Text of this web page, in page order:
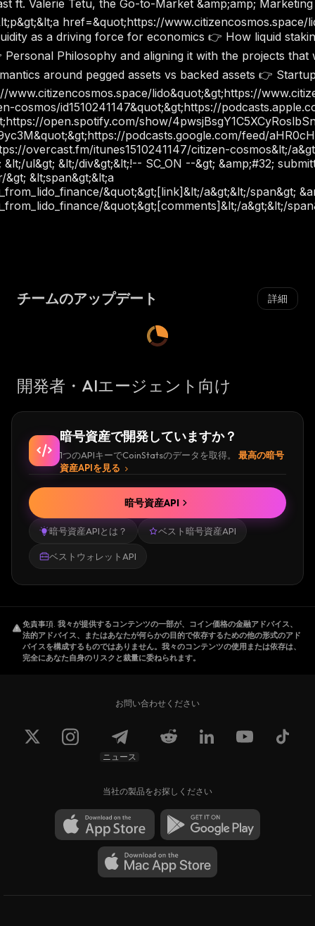
ft. Valerie Tetu, the Go-to-Market &amp;amp;
href=&quot;https://
as a driving force for economics 👉 How liquid
Philosophy and aligning it with the projects
around pegged assets vs backed assets 👉
lido&quot;&gt;https://
id1510241147&quot;&gt;https://
open.spotify.com/show/
podcasts.google.com/feed/
overcast.fm/itunes1510241147/citizen-cosmos&lt;/
ul&gt; &lt;/div&gt;&lt;!-- SC_ON --&gt; &amp;#32;
&lt;span&gt;&lt;a
&quot;&gt;[link]&lt;/a&gt;&lt;/span&gt;
&quot;&gt;[comments]&lt;/a&gt;&lt;/
チームのアップデート 詳細
開発者・AIエージェント向け
暗号資産で開発していますか？
1つのAPIキーでCoinStatsのデータを取得。
最高の暗号
資産APIを見る
暗号資産APIとは？ ベスト暗号資産API
ベストウォレットAPI
暗号資産API
免責事項. 我々が提供するコンテンツの一部が、コイン価格の金融アドバイス、
法的アドバイス、またはあなたが何らかの目的で依存するための他の形式のアド
バイスを構成するものではありません。我々のコンテンツの使用または依存は、
完全にあなた自身のリスクと裁量に委ねられます。
お問い合わせください
ニュース
当社の製品をお探しください